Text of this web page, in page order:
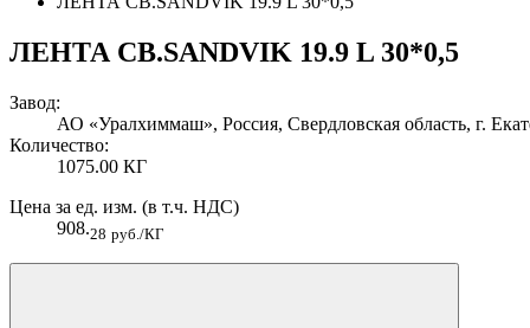
ЛЕНТА СВ.SANDVIK 19.9 L 30*0,5
Завод:
АО «Уралхиммаш», Россия, Свердловская область, г.
Количество:
1075.00 КГ
Цена за ед. изм. (в т.ч. НДС)
908.28 руб./КГ